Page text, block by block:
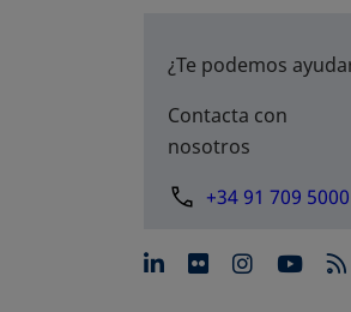
¿Te podemos
Contacta con
nosotros
+34 91 709 5000
se abre en
se abre
se se